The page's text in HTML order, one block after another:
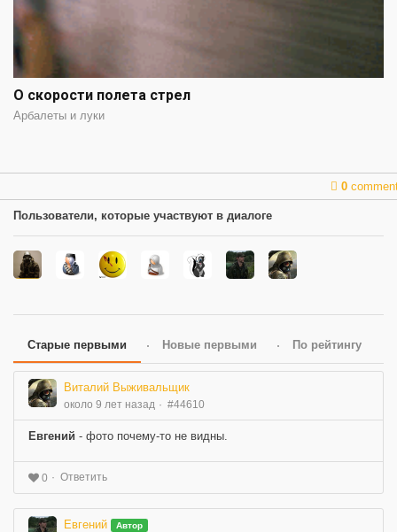
О скорости полета стрел
Арбалеты и луки
0
Пользователи, которые участвуют в диалоге
Старые первыми Новые первыми По рейтингу
Виталий Выживальщик
около 9 лет назад #44610
Евгений - фото почему-то не видны.
0 Ответить
Евгений Автор